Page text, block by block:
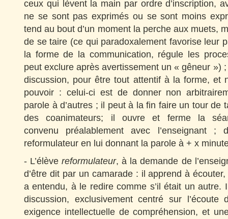
ceux qui lèvent la main par ordre d’inscription,
ne se sont pas exprimés ou se sont moins
tend au bout d’un moment la perche aux muets,
de se taire (ce qui paradoxalement favorise leur
la forme de la communication, régule les
peut exclure après avertissement un « gêneur »)
discussion, pour être tout attentif à la forme, et
pouvoir : celui-ci est de donner non
parole à d’autres ; il peut à la fin faire un tour de
des coanimateurs; il ouvre et ferme la
convenu préalablement avec l’enseignant
reformulateur en lui donnant la parole à + x
- L’élèvereformulateur, à la demande de
d’être dit par un camarade : il apprend à
a entendu, à le redire comme s’il était un autre.
discussion, exclusivement centré sur l’écoute
exigence intellectuelle de compréhension, et